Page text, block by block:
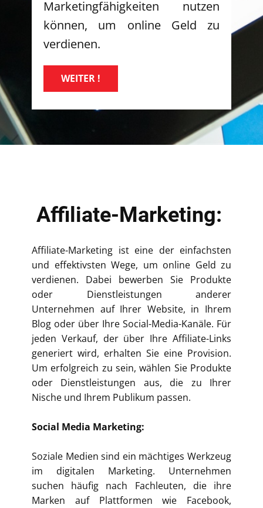
Marketingfähigkeiten nutzen
können, um online Geld zu
verdienen.
WEITER !
Affiliate-Marketing:
Affiliate-Marketing ist eine der einfachsten
und effektivsten Wege, um online Geld zu
verdienen. Dabei bewerben Sie Produkte
oder Dienstleistungen anderer
Unternehmen auf Ihrer Website, in Ihrem
Blog oder über Ihre Social-Media-Kanäle. Für
jeden Verkauf, der über Ihre Affiliate-Links
generiert wird, erhalten Sie eine Provision.
Um erfolgreich zu sein, wählen Sie Produkte
oder Dienstleistungen aus, die zu Ihrer
Nische und Ihrem Publikum passen.
Social Media Marketing:
Soziale Medien sind ein mächtiges Werkzeug
im digitalen Marketing. Unternehmen
suchen häufig nach Fachleuten, die ihre
Marken auf Plattformen wie Facebook,